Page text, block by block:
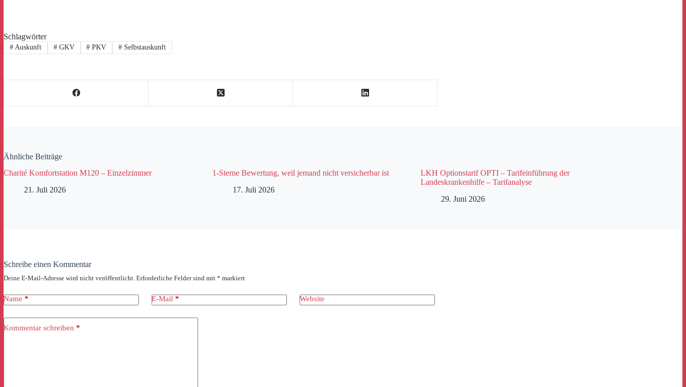
Schlagwörter
#Auskunft #GKV # PKV # Selbstauskunft
Ähnliche Beiträge
Charité Komfortstation M120 – Einzelzimmer
21. Juli 2026
1-Sterne Bewertung, weil jemand nicht versicherbar ist
17. Juli 2026
LKH Optionstarif OPTI – Tarifeinführung der
Landeskrankenhilfe – Tarifanalyse
29. Juni 2026
Schreibe einen Kommentar
Deine E-Mail-Adresse wird nicht veröffentlicht. Erforderliche Felder sind mit * markiert
Name * E-Mail * Website
Kommentar schreiben *